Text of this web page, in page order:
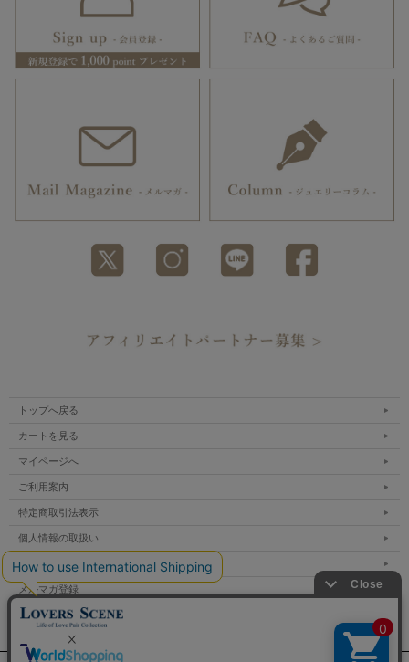
トップへ戻る
カートを見る
マイページへ
ご利用案内
特定商取引法表示
個人情報の取扱い
サイトマップ
メルマガ登録
お問い合わせ